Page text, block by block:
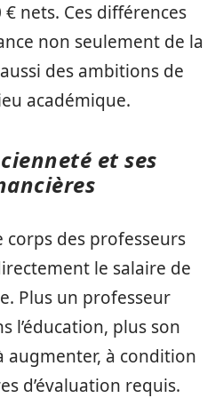
nets. Ces différences
non seulement de la
des ambitions de
académique.
et ses
corps des professeurs
le salaire de
Plus un professeur
l’éducation, plus son
augmenter, à condition
d’évaluation requis.